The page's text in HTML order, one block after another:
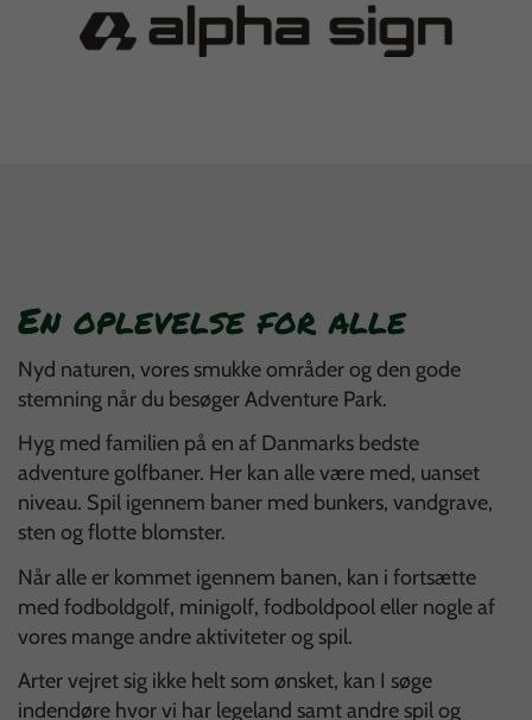
En oplevelse for alle
Nyd naturen, vores smukke områder og den gode
stemning når du besøger Adventure Park.
Hyg med familien på en af Danmarks bedste
adventure golfbaner. Her kan alle være med, uanset
niveau. Spil igennem baner med bunkers, vandgrave,
sten og flotte blomster.
Når alle er kommet igennem banen, kan i fortsætte
med fodboldgolf, minigolf, fodboldpool eller nogle af
vores mange andre aktiviteter og spil.
Arter vejret sig ikke helt som ønsket, kan I søge
indendøre hvor vi har legeland samt andre spil og